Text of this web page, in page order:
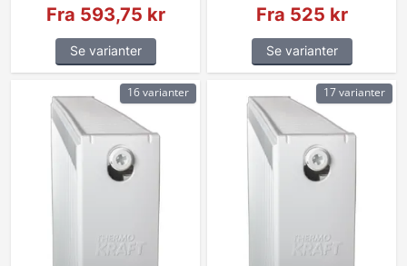
Fra 593,75 kr
Se varianter
Fra 525 kr
Se varianter
16 varianter 17 varianter